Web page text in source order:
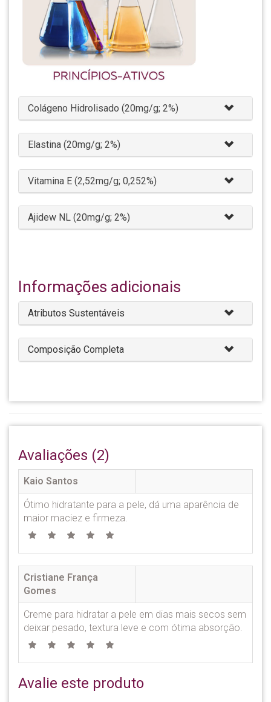
Colágeno Hidrolisado (20mg/g; 2%)
Elastina (20mg/g; 2%)
Vitamina E (2,52mg/g; 0,252%)
Ajidew NL (20mg/g; 2%)
Informações adicionais
Atributos Sustentáveis
Composição Completa
Avaliações (2)
Kaio Santos
Ótimo hidratante para a pele, dá uma aparência de
maior maciez e firmeza.
Cristiane França
Gomes
Creme para hidratar a pele em dias mais secos sem
deixar pesado, textura leve e com ótima absorção.
Avalie este produto